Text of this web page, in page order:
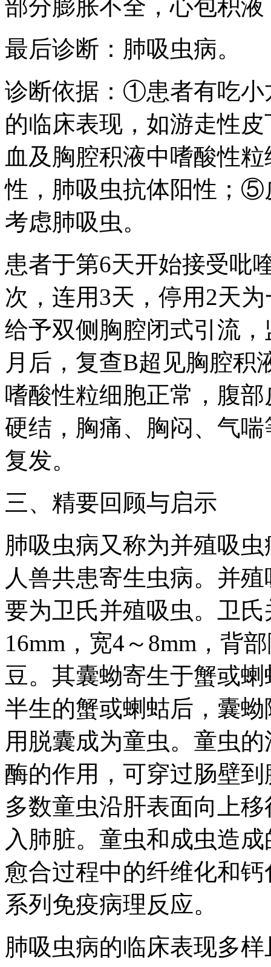
部分膨胀不全，心包积液
最后诊断：肺吸虫病。
诊断依据：①患者有吃
的临床表现，如游走性
血及胸腔积液中嗜酸性
性，肺吸虫抗体阳性；⑤
考虑肺吸虫。
患者于第6天开始接受吡
次，连用3天，停用2天
给予双侧胸腔闭式引流
月后，复查B超见胸腔积
嗜酸性粒细胞正常，腹
硬结，胸痛、胸闷、气
复发。
三、精要回顾与启示
肺吸虫病又称为并殖吸
人兽共患寄生虫病。并
要为卫氏并殖吸虫。卫
16mm，宽4～8mm，背
豆。其囊蚴寄生于蟹或
半生的蟹或蝲蛄后，囊
用脱囊成为童虫。童虫
酶的作用，可穿过肠壁
多数童虫沿肝表面向上
入肺脏。童虫和成虫造
愈合过程中的纤维化和
系列免疫病理反应。
肺吸虫病的临床表现多